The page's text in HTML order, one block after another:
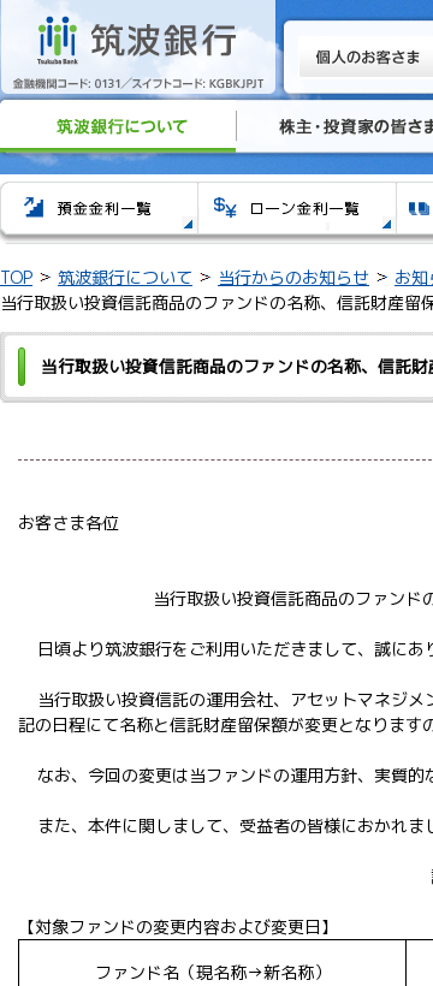
TOP 筑波銀行について 当行からのお知らせ
お
当行取扱い投資信託商品のファンドの名称、信託財産留
当行取扱い投資信託商品のファンドの名称、信託
お客さま各位
当行取扱い投資信託商品のファンド
日頃より筑波銀行をご利用いただきまして、誠にあ
当行取扱い投資信託の運用会社、アセットマネジ
記の日程にて名称と信託財産留保額が変更となります
なお、今回の変更は当ファンドの運用方針、実質的
また、本件に関しまして、受益者の皆様におかれま
【対象ファンドの変更内容および変更日】
ファンド名（現名称→新名称）